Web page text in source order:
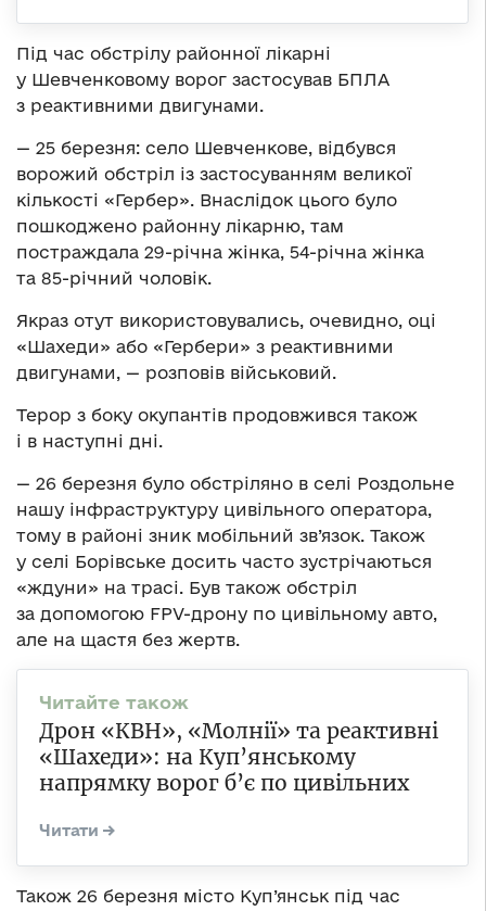
Під час обстрілу районної лікарні
у Шевченковому ворог застосував БПЛА
з реактивними двигунами.
— 25 березня: село Шевченкове, відбувся
ворожий обстріл із застосуванням великої
кількості «Гербер». Внаслідок цього було
пошкоджено районну лікарню, там
постраждала 29-річна жінка, 54-річна жінка
та 85-річний чоловік.
Якраз отут використовувались, очевидно, оці
«Шахеди» або «Гербери» з реактивними
двигунами, — розповів військовий.
Терор з боку окупантів продовжився також
і в наступні дні.
— 26 березня було обстріляно в селі Роздольне
нашу інфраструктуру цивільного оператора,
тому в районі зник мобільний зв’язок. Також
у селі Борівське досить часто зустрічаються
«ждуни» на трасі. Був також обстріл
за допомогою FPV-дрону по цивільному авто,
але на щастя без жертв.
Дрон «КВН», «Молнії» та реактивні
«Шахеди»: на Куп’янському
напрямку ворог б’є по цивільних
Також 26 березня місто Куп’янськ під час